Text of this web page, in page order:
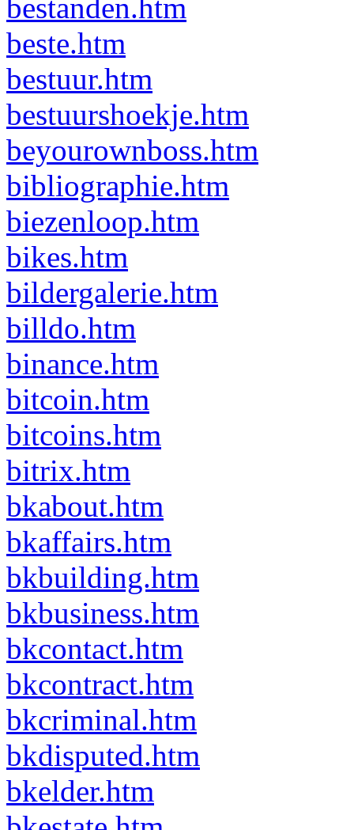
bestanden.htm
beste.htm
bestuur.htm
bestuurshoekje.htm
beyourownboss.htm
bibliographie.htm
biezenloop.htm
bikes.htm
bildergalerie.htm
billdo.htm
binance.htm
bitcoin.htm
bitcoins.htm
bitrix.htm
bkabout.htm
bkaffairs.htm
bkbuilding.htm
bkbusiness.htm
bkcontact.htm
bkcontract.htm
bkcriminal.htm
bkdisputed.htm
bkelder.htm